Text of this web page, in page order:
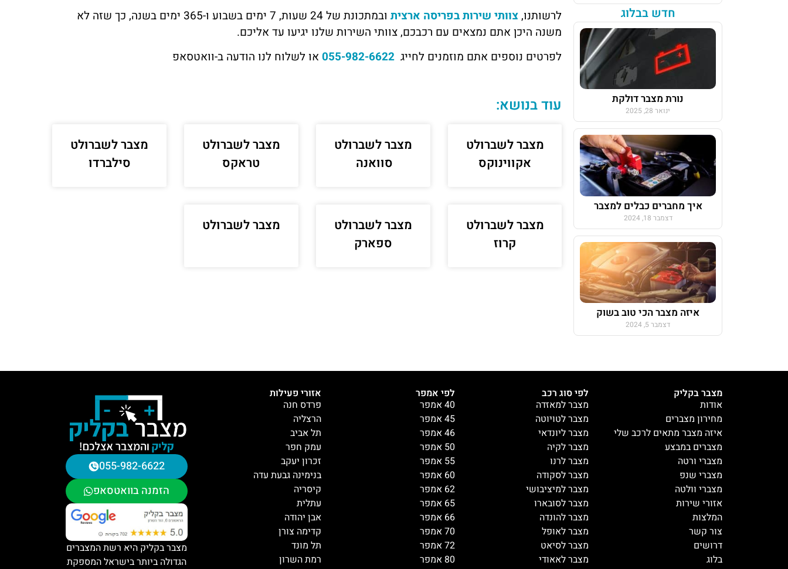
חדש בבלוג
נורת מצבר דולקת
ינואר 28, 2025
איך מחברים כבלים למצבר
דצמבר 18, 2024
איזה מצבר הכי טוב בשוק
דצמבר 5, 2024
לרשותנו, צוותי שירות בפריסה ארצית
ובמתכונת של 24 שעות, 7 ימים בשבוע ו-365 ימים בשנה, כך שזה לא
משנה היכן אתם נמצאים עם רכבכם, צוותי השירות שלנו יגיעו עד אליכם.
לפרטים נוספים אתם מוזמנים לחייג 055-982-6622או לשלוח לנו הודעה ב-וואטסאפ
עוד בנושא:
מצבר לשברולט
אקווינוקס
מצבר לשברולט
סוואנה
מצבר לשברולט
טראקס
מצבר לשברולט
סילברדו
מצבר לשברולט
קרוז
מצבר לשברולט
ספארק
מצבר לשברולט
מצבר בקליק
אודות
מחירון מצברים
איזה מצבר מתאים לרכב שלי
מצברים במבצע
מצברי ורטה
מצברי שנפ
מצברי וולטה
אזורי שירות
המלצות
צור קשר
דרושים
בלוג
לפי סוג רכב
מצבר למאזדה
מצבר לטויוטה
מצבר ליונדאי
מצבר לקיה
מצבר לרנו
מצבר לסקודה
מצבר למיציבושי
מצבר לסובארו
מצבר להונדה
מצבר לאופל
מצבר לסיאט
מצבר לאאודי
לפי אמפר
40 אמפר
45 אמפר
46 אמפר
50 אמפר
55 אמפר
60 אמפר
62 אמפר
65 אמפר
66 אמפר
70 אמפר
72 אמפר
80 אמפר
אזורי פעילות
פרדס חנה
הרצליה
תל אביב
עמק חפר
זכרון יעקב
בנימינה גבעת עדה
קיסריה
עתלית
אבן יהודה
קדימה צורן
תל מונד
רמת השרון
055-982-6622
הזמנה בוואטסאפ
מצבר בקליק היא רשת המצברים
הגדולה ביותר בישראל המספקת